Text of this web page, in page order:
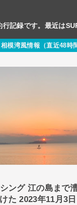
記録です。最近は
相模湾風情報（直近48時
ング 江の島まで
た 2023年11月3日